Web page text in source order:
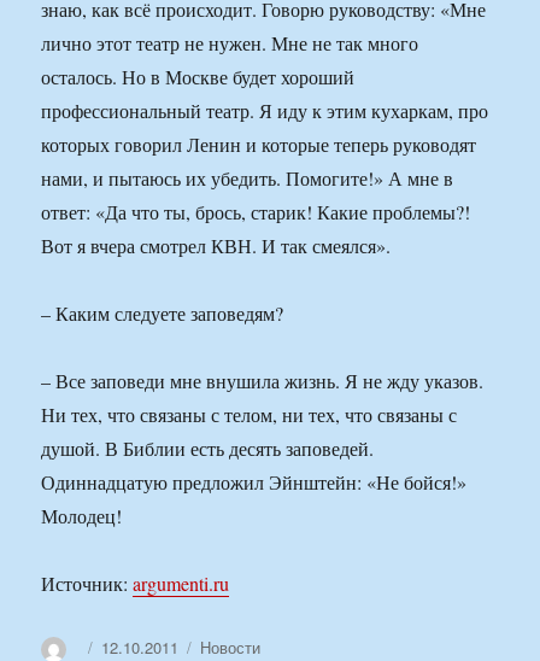
знаю, как всё происходит. Говорю руководству: «Мне
лично этот театр не нужен. Мне не так много
осталось. Но в Москве будет хороший
профессиональный театр. Я иду к этим кухаркам, про
которых говорил Ленин и которые теперь руководят
нами, и пытаюсь их убедить. Помогите!» А мне в
ответ: «Да что ты, брось, старик! Какие проблемы?!
Вот я вчера смотрел КВН. И так смеялся».
– Каким следуете заповедям?
– Все заповеди мне внушила жизнь. Я не жду указов.
Ни тех, что связаны с телом, ни тех, что связаны с
душой. В Библии есть десять заповедей.
Одиннадцатую предложил Эйнштейн: «Не бойся!»
Молодец!
Источник:argumenti.ru
АвторОпубликовано
12.10.2011 Рубрики
Новости